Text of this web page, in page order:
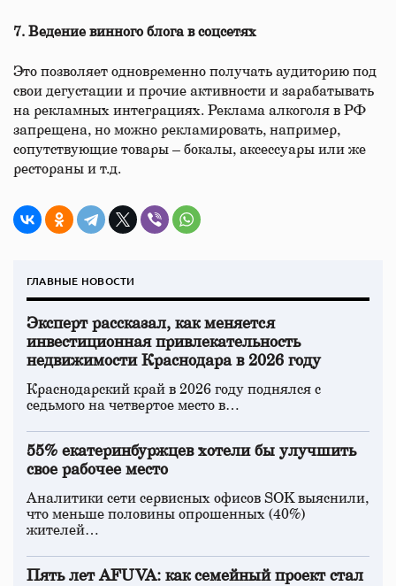
7. Ведение винного блога в соцсетях
Это позволяет одновременно получать аудиторию под
свои дегустации и прочие активности и зарабатывать
на рекламных интеграциях. Реклама алкоголя в РФ
запрещена, но можно рекламировать, например,
сопутствующие товары – бокалы, аксессуары или же
рестораны и т.д.
ГЛАВНЫЕ НОВОСТИ
Эксперт рассказал, как меняется
инвестиционная привлекательность
недвижимости Краснодара в 2026 году
Краснодарский край в 2026 году поднялся с
седьмого на четвертое место в…
55% екатеринбуржцев хотели бы улучшить
свое рабочее место
Аналитики сети сервисных офисов SOK выяснили,
что меньше половины опрошенных (40%)
жителей…
Пять лет AFUVA: как семейный проект стал